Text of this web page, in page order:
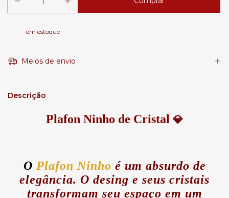
em estoque
Meios de envio
Descrição
Plafon Ninho de Cristal 💎
O Plafon Ninho é um absurdo de
elegância. O desing e seus cristais
transformam seu espaço em um